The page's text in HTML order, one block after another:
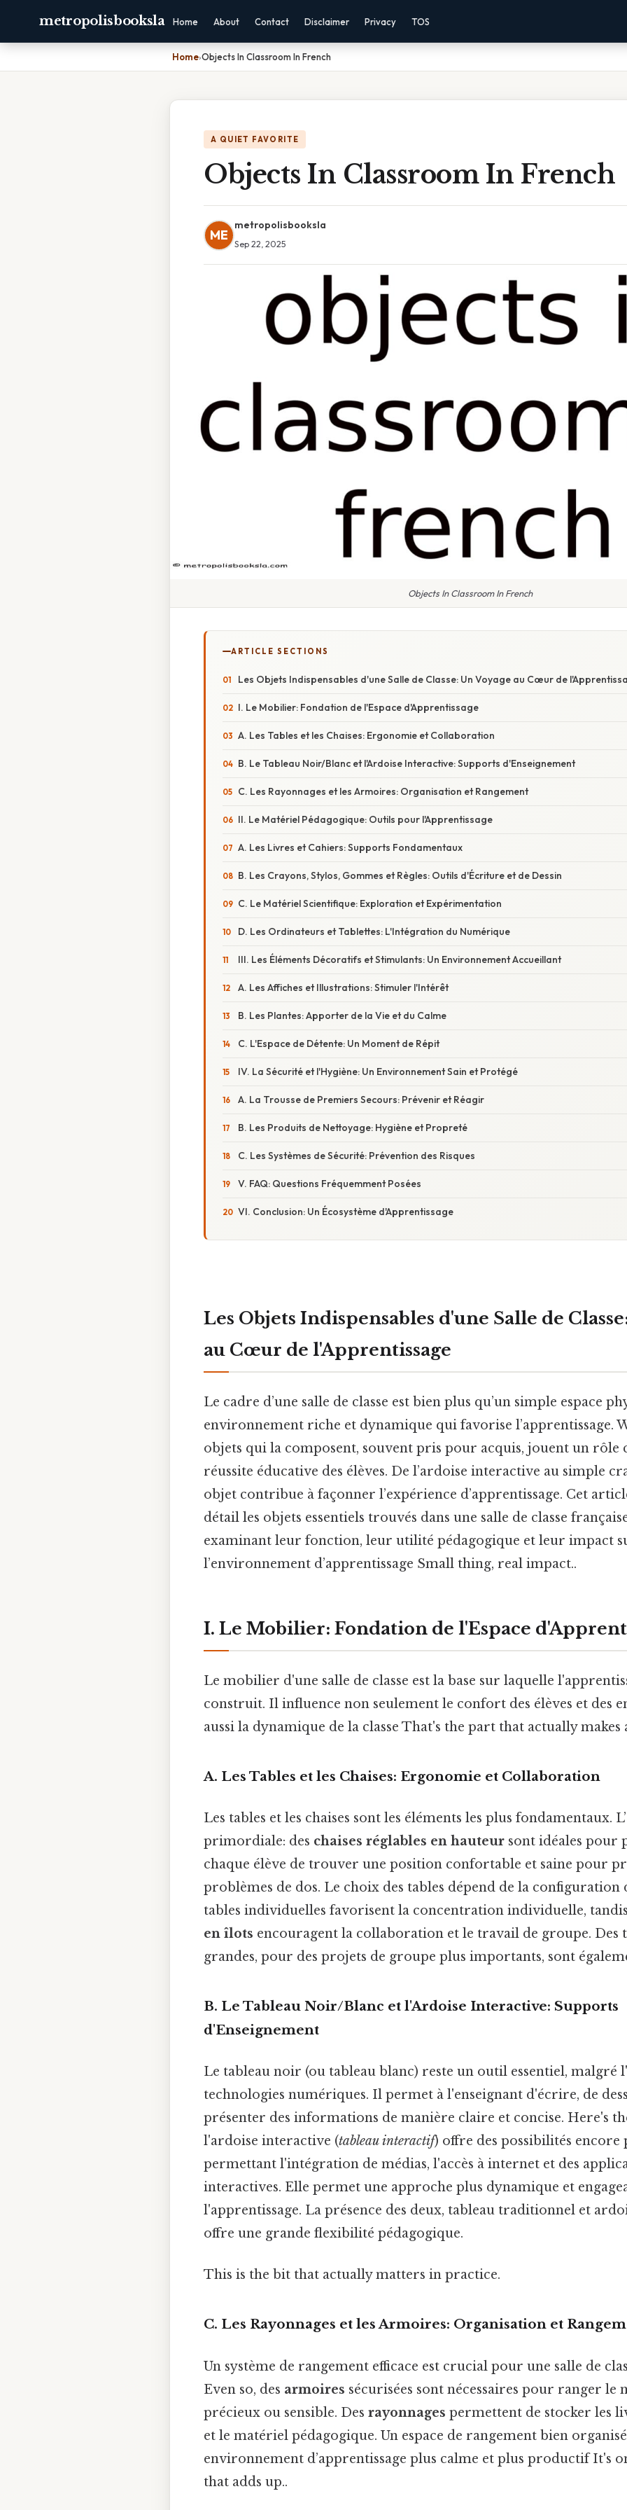
metropolisbooksla Home About Contact Disclaimer Privacy TOS
Home›Objects In Classroom In French
A QUIET FAVORITE
Objects In Classroom In French
ME
metropolisbooksla
Sep 22, 2025
Objects In Classroom In French
ARTICLE SECTIONS
Les Objets Indispensables d'une Salle de Classe: Un Voyage au Cœur de
I. Le Mobilier: Fondation de l'Espace d'Apprentissage
A. Les Tables et les Chaises: Ergonomie et Collaboration
B. Le Tableau Noir/Blanc et l'Ardoise Interactive: Supports d'Enseignement
C. Les Rayonnages et les Armoires: Organisation et Rangement
II. Le Matériel Pédagogique: Outils pour l'Apprentissage
A. Les Livres et Cahiers: Supports Fondamentaux
B. Les Crayons, Stylos, Gommes et Règles: Outils d'Écriture et de Dessin
C. Le Matériel Scientifique: Exploration et Expérimentation
D. Les Ordinateurs et Tablettes: L'Intégration du Numérique
III. Les Éléments Décoratifs et Stimulants: Un Environnement Accueillant
A. Les Affiches et Illustrations: Stimuler l'Intérêt
B. Les Plantes: Apporter de la Vie et du Calme
C. L'Espace de Détente: Un Moment de Répit
IV. La Sécurité et l'Hygiène: Un Environnement Sain et Protégé
A. La Trousse de Premiers Secours: Prévenir et Réagir
B. Les Produits de Nettoyage: Hygiène et Propreté
C. Les Systèmes de Sécurité: Prévention des Risques
V. FAQ: Questions Fréquemment Posées
VI. Conclusion: Un Écosystème d'Apprentissage
Les Objets Indispensables d'une Salle de
au Cœur de l'Apprentissage
Le cadre d’une salle de classe est bien plus qu’un simple espace
environnement riche et dynamique qui favorise l’apprentissage.
objets qui la composent, souvent pris pour acquis, jouent un rôle
réussite éducative des élèves. De l’ardoise interactive au simple
objet contribue à façonner l’expérience d’apprentissage. Cet
détail les objets essentiels trouvés dans une salle de classe
examinant leur fonction, leur utilité pédagogique et leur impact
l’environnement d’apprentissage Small thing, real impact..
I. Le Mobilier: Fondation de l'Espace
Le mobilier d'une salle de classe est la base sur laquelle
construit. Il influence non seulement le confort des élèves et des
aussi la dynamique de la classe That's the part that actually makes
A. Les Tables et les Chaises: Ergonomie et Collaboration
Les tables et les chaises sont les éléments les plus fondamentaux.
primordiale: des chaises réglables en hauteur sont idéales pour
chaque élève de trouver une position confortable et saine pour
problèmes de dos. Le choix des tables dépend de la configuration
tables individuelles favorisent la concentration individuelle,
en îlots encouragent la collaboration et le travail de groupe. Des
grandes, pour des projets de groupe plus importants, sont
B. Le Tableau Noir/Blanc et l'Ardoise Interactive: Supports
d'Enseignement
Le tableau noir (ou tableau blanc) reste un outil essentiel, malgré
technologies numériques. Il permet à l'enseignant d'écrire, de
présenter des informations de manière claire et concise. Here's
l'ardoise interactive (tableau interactif) offre des possibilités encore
permettant l'intégration de médias, l'accès à internet et des
interactives. Elle permet une approche plus dynamique et
l'apprentissage. La présence des deux, tableau traditionnel et
offre une grande flexibilité pédagogique.
This is the bit that actually matters in practice.
C. Les Rayonnages et les Armoires: Organisation et
Un système de rangement efficace est crucial pour une salle de
Even so, des armoires sécurisées sont nécessaires pour ranger le
précieux ou sensible. Des rayonnages permettent de stocker les
et le matériel pédagogique. Un espace de rangement bien
environnement d’apprentissage plus calme et plus productif It's
that adds up..